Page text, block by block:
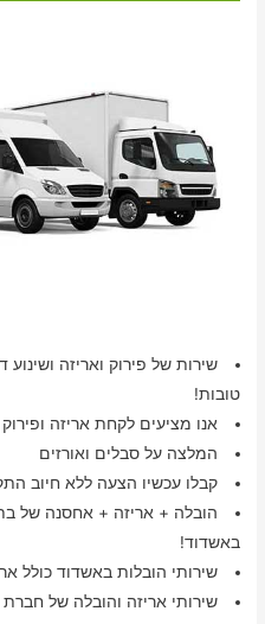
שירות של פירוק ואריזה ושינוע
טובות!
אנו מציעים לקחת אריזה ופירוק
המלצה על סבלים ואורזים
קבלו עכשיו הצעה ללא חיוב
הובלה + אריזה + אחסנה של
באשדוד!
שירותי הובלות באשדוד כולל
שירותי אריזה והובלה של